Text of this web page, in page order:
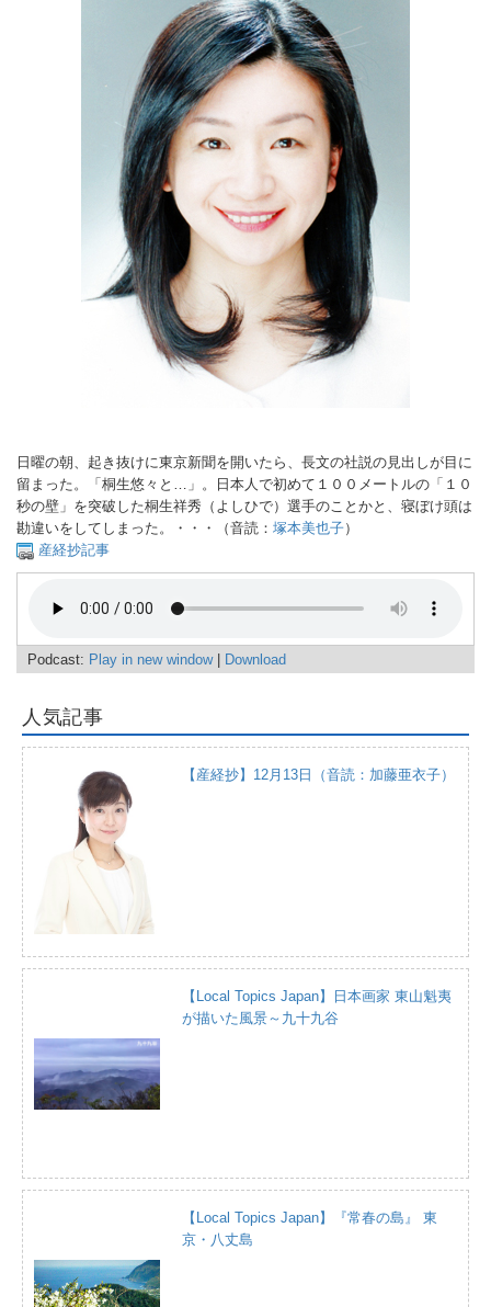
日曜の朝、起き抜けに東京新聞を開いたら、長文の社説の見出しが目に
留まった。「桐生悠々と…」。日本人で初めて１００メートルの「１０
秒の壁」を突破した桐生祥秀（よしひで）選手のことかと、寝ぼけ頭は
勘違いをしてしまった。・・・（音読： 塚本美也子）
産経抄記事
Podcast: Play in new window| Download
人気記事
【産経抄】12月13日（音読：加藤亜衣子）
【Local Topics Japan】日本画家 東山魁夷
が描いた風景～九十九谷
【Local Topics Japan】『常春の島』 東
京・八丈島